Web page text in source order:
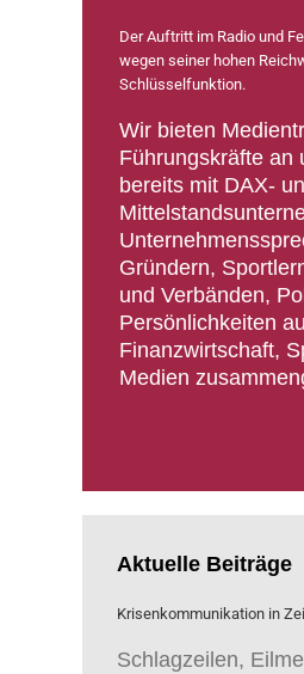
Der Auftritt im Radio und
wegen seiner hohen
Schlüsselfunktion.
Wir bieten
Führungskräfte an
bereits mit DAX-
Gründern,
und Verbänden,
Persönlichkeiten
Finanzwirtschaft,
Medien
Aktuelle Beiträge
Krisenkommunikation in
Schlagzeilen,